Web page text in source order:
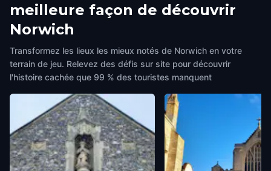
meilleure façon de découvrir
Norwich
Transformez les lieux les mieux notés de Norwich en votre
terrain de jeu. Relevez des défis sur site pour découvrir
l'histoire cachée que 99 % des touristes manquent